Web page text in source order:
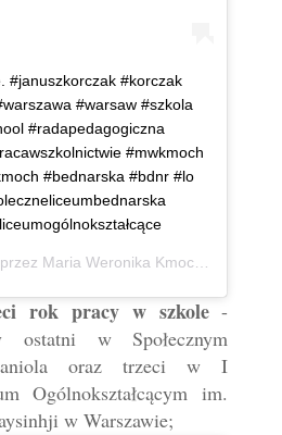
#januszkorczak #korczak
#warsaw #szkola
#radapedagogiczna
#mwkmoch
#bednarska #bdnr #lo
Maria Weronika Kmoch
rok pracy w szkole-
w Społecznym
oraz trzeci w I
Ogólnokształcącym im.
w Warszawie;